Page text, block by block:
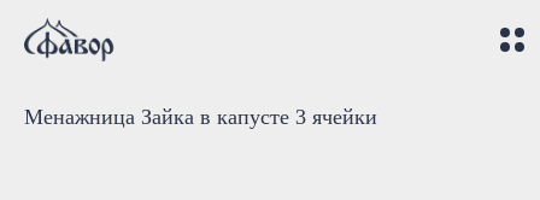
Менажница Зайка в капусте 3 ячейки